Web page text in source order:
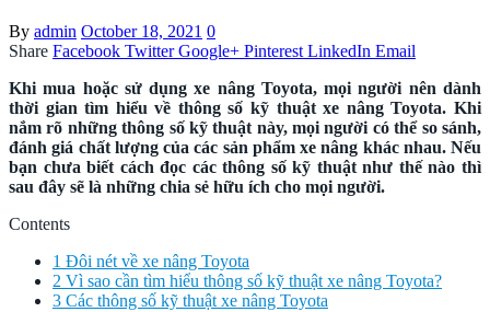
By admin October 18, 2021 0
Share Facebook Twitter Google+ Pinterest LinkedIn Email
Khi mua hoặc sử dụng xe nâng Toyota, mọi người nên dành
thời gian tìm hiểu về thông số kỹ thuật xe nâng Toyota. Khi
nắm rõ những thông số kỹ thuật này, mọi người có thể so sánh,
đánh giá chất lượng của các sản phẩm xe nâng khác nhau. Nếu
bạn chưa biết cách đọc các thông số kỹ thuật như thế nào thì
sau đây sẽ là những chia sẻ hữu ích cho mọi người.
Contents
1 Đôi nét về xe nâng Toyota
2 Vì sao cần tìm hiểu thông số kỹ thuật xe nâng Toyota?
3 Các thông số kỹ thuật xe nâng Toyota